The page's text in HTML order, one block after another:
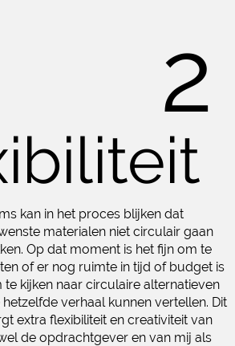
kan in het proces blijken dat
materialen niet circulair gaan
Op dat moment is het fijn om te
of er nog ruimte in tijd of budget is
te kijken naar circulaire alternatieven
hetzelfde verhaal kunnen vertellen. Dit
extra flexibiliteit en creativiteit van
de opdrachtgever en van mij als
2